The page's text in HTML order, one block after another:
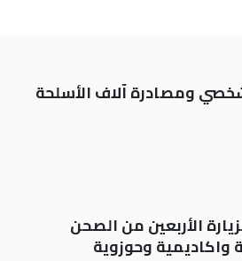
من 20 ألف سلاح شخصي ومصادرة آلاف الأسلحة
الأربعين من الصحن
وحوزوية